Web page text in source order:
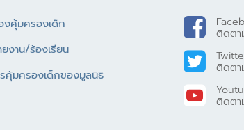
งคุ้มครองเด็ก
งาน/ร้องเรียน
คุ้มครองเด็กของมูลนิธิ
ติดตา
ติดตา
ติดตา